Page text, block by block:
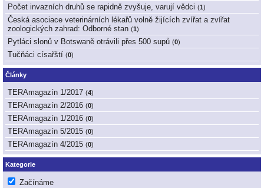
Počet invazních druhů se rapidně zvyšuje, varují vědci (1)
Česká asociace veterinárních lékařů volně žijících zvířat a zvířat
zoologických zahrad: Odborné stan (1)
Pytláci slonů v Botswaně otrávili přes 500 supů (0)
Tučňáci císařští (0)
Články
TERAmagazín 1/2017 (4)
TERAmagazín 2/2016 (0)
TERAmagazín 1/2016 (0)
TERAmagazín 5/2015 (0)
TERAmagazín 4/2015 (0)
Kategorie
Začínáme